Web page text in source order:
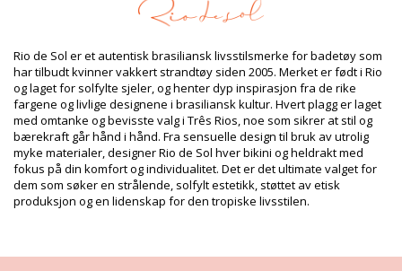
UV Protection: UPF 50+
Avdeling: Dame, Bikinibukser
Pakken inneholder: 1 x Bikinibukser (Annet tilbehør er ikke
inkludert)
HS CODE: 6112.41.0010
SKU: 1981115274
EAN: XS (7899810196590), S (7899810196606), M (7899810196613),
L (7899810196620), XL (7899810196637)
Vekt: 45g / 0.1lb / 1.59oz
Retusjerte foto
Ivaretagelses instrusjoner for: Rio de Sol Bottom Jade
Rio de Sol er et autentisk brasiliansk livsstilsmerke for badetøy som
har tilbudt kvinner vakkert strandtøy siden 2005. Merket er født i Rio
og laget for solfylte sjeler, og henter dyp inspirasjon fra de rike
fargene og livlige designene i brasiliansk kultur. Hvert plagg er laget
med omtanke og bevisste valg i Três Rios, noe som sikrer at stil og
bærekraft går hånd i hånd. Fra sensuelle design til bruk av utrolig
myke materialer, designer Rio de Sol hver bikini og heldrakt med
fokus på din komfort og individualitet. Det er det ultimate valget for
dem som søker en strålende, solfylt estetikk, støttet av etisk
produksjon og en lidenskap for den tropiske livsstilen.